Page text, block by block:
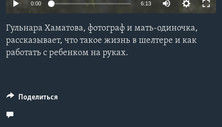
СОЦИАЛЬНЫЕ СЕТИ
0:00 6:13
Гульнара Хаматова, фотограф и мать-одиночка,
рассказывает, что такое жизнь в шелтере и как
работать с ребенком на руках.
Поделиться